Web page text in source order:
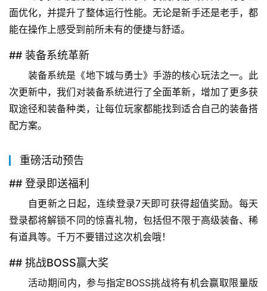
面优化，并提升了整体运行性能。无论是新手还是老手，都
能在操作上感受到前所未有的便捷与舒适。
## 装备系统革新
装备系统是《地下城与勇士》手游的核心玩法之一。此
次更新中，我们对装备系统进行了全面革新，增加了更多获
取途径和装备种类，让每位玩家都能找到适合自己的装备搭
配方案。
重磅活动预告
## 登录即送福利
自更新之日起，连续登录7天即可获得超值奖励。每天
登录都将解锁不同的惊喜礼物，包括但不限于高级装备、稀
有道具等。千万不要错过这次机会哦！
## 挑战BOSS赢大奖
活动期间内，参与指定BOSS挑战将有机会赢取限量版